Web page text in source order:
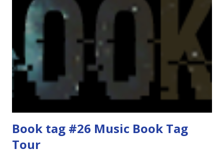
delle amicizie, così mi obbligò a entrare nella squadra dei
Pirati di Orlando. Mi feci degli amici eccome: una masnada di
bambini dell'asilo. Non fu un gran passo avanti, se l'obiettivo
era inserirmi fra i coetanei. Fu soprattutto perché come
statura sovrastavo tutti gli altri giocatori se quell'anno per
un pelo non entrai nella formazione ufficiale. Qu...
Book tag #26 Music Book Tag
Tour